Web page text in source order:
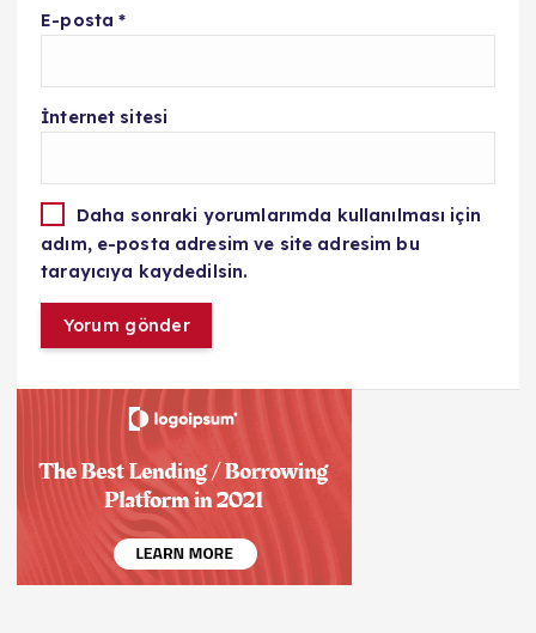
E-posta*
İnternet sitesi
Daha sonraki yorumlarımda kullanılması için
adım, e-posta adresim ve site adresim bu
tarayıcıya kaydedilsin.